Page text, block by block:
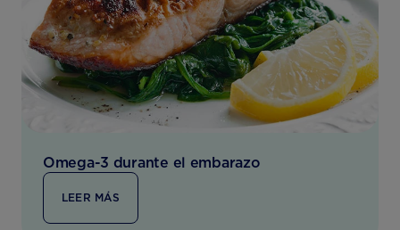
Omega-3 durante el embarazo
LEER MÁS